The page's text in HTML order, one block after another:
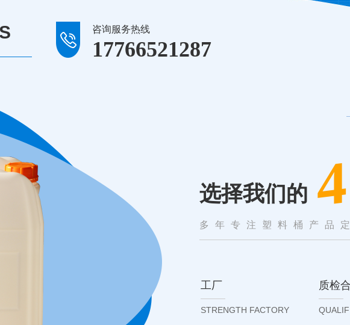
城市环境环保、农业。并
咨询服务热线
17766521287
工厂
STRENGTH FACTORY
质检
选择我们的 4
多年专注塑料桶产品